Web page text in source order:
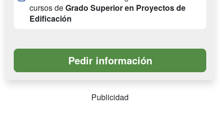
cursos deGrado Superior en Proyectos de
Edificación
Publicidad